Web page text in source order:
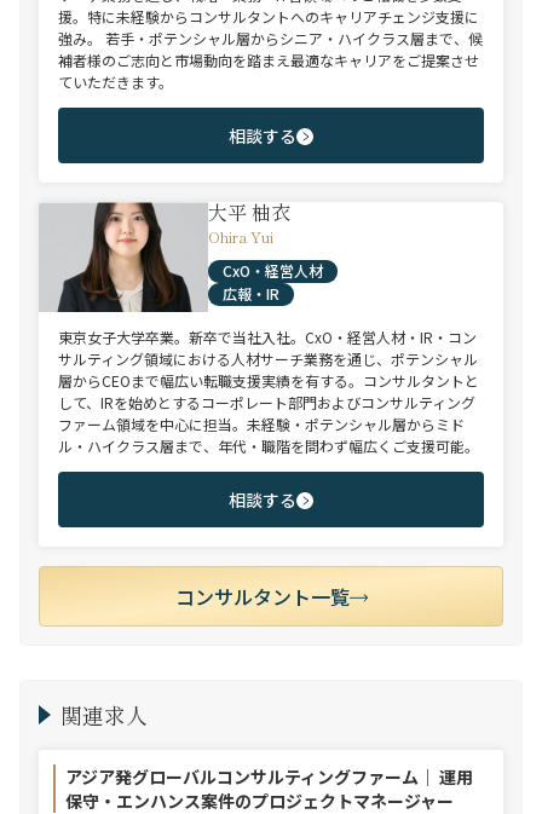
援。特に未経験からコンサルタントへのキャリアチェンジ支援に
強み。 若手・ポテンシャル層からシニア・ハイクラス層まで、候
補者様のご志向と市場動向を踏まえ最適なキャリアをご提案させ
ていただきます。
相談する
大平 柚衣
Ohira Yui
CxO・経営人材
広報・IR
東京女子大学卒業。新卒で当社入社。CxO・経営人材・IR・コン
サルティング領域における人材サーチ業務を通じ、ポテンシャル
層からCEOまで幅広い転職支援実績を有する。コンサルタントと
して、IRを始めとするコーポレート部門およびコンサルティング
ファーム領域を中心に担当。未経験・ポテンシャル層からミド
ル・ハイクラス層まで、年代・職階を問わず幅広くご支援可能。
相談する
コンサルタント一覧
関連求人
アジア発グローバルコンサルティングファーム｜ 運用
保守・エンハンス案件のプロジェクトマネージャー